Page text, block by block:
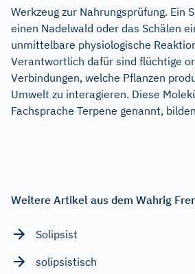
Werkzeug zur Nahrungsprüfung. Ein
einen Nadelwald oder das Schälen
unmittelbare physiologische
Verantwortlich dafür sind flüchtige
Verbindungen, welche Pflanzen
Umwelt zu interagieren. Diese
Fachsprache Terpene genannt,
Weitere Artikel aus dem Wahrig
Solipsist
solipsistisch